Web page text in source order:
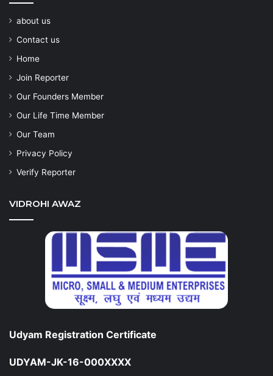
about us
Contact us
Home
Join Reporter
Our Founders Member
Our Life Time Member
Our Team
Privacy Policy
Verify Reporter
VIDROHI AWAZ
Udyam Registration Certificate
UDYAM-JK-16-000XXXX